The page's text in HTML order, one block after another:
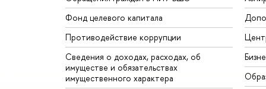
Фонд целевого капитала
Противодействие коррупции
Сведения о доходах, расходах, об
имуществе и обязательствах
имущественного характера